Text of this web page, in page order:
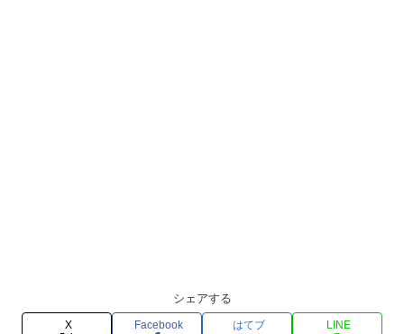
シェアする
X Facebook はてブ LINE